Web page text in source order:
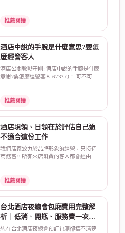
推薦閱讀
酒店中說的手腕是什麼意思?要怎
麼經營客人
酒店公關教戰守則: 酒店中說的手腕是什麼
意思?要怎麼經營客人 6733 Q： 可不可以.
推薦閱讀
酒店現領、日領在於評估自己適
不適合這份工作
我們店家致力於品牌形象的經營，只接待
商務客!! 所有來店消費的客人都會經由店
推薦閱讀
台北酒店夜總會包廂費用完整解
析｜低消、開瓶、服務費一次看
懂
想在台北酒店夜總會預訂包廂卻搞不清楚